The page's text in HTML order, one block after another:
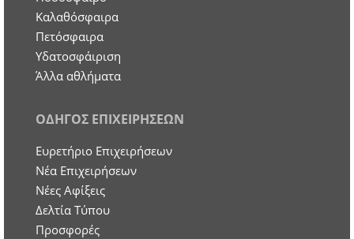
Καλαθόσφαιρα
Πετόσφαιρα
Υδατοσφάιριση
Άλλα αθλήματα
ΟΔΗΓΟΣ ΕΠΙΧΕΙΡΗΣΕΩΝ
Ευρετήριο Επιχειρήσεων
Nέα Επιχειρήσεων
Νέες Αφίξεις
Δελτία Τύπου
Προσφορές